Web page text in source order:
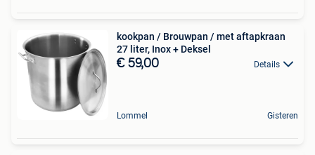
kookpan / Brouwpan / met aftapkraan
27 liter, Inox + Deksel
€ 59,00 Details
Lommel Gisteren